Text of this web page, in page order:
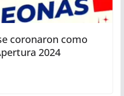
coronaron como
2024